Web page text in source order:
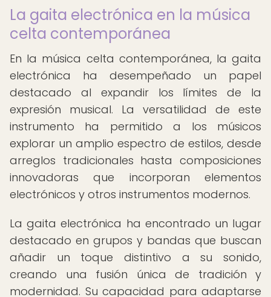
La gaita electrónica en la música
celta contemporánea
En la música celta contemporánea, la gaita
electrónica ha desempeñado un papel
destacado al expandir los límites de la
expresión musical. La versatilidad de este
instrumento ha permitido a los músicos
explorar un amplio espectro de estilos, desde
arreglos tradicionales hasta composiciones
innovadoras que incorporan elementos
electrónicos y otros instrumentos modernos.
La gaita electrónica ha encontrado un lugar
destacado en grupos y bandas que buscan
añadir un toque distintivo a su sonido,
creando una fusión única de tradición y
modernidad. Su capacidad para adaptarse